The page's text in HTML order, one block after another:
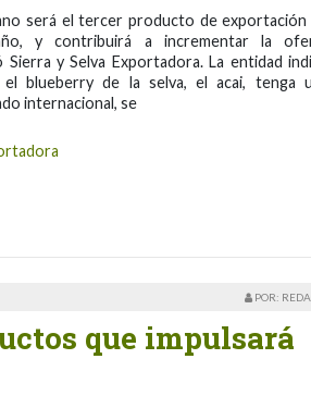
será el tercer producto de exportación
y contribuirá a incrementar la
y Selva Exportadora. La entidad
blueberry de la selva, el acai, tenga
internacional, se
POR:
que impulsará